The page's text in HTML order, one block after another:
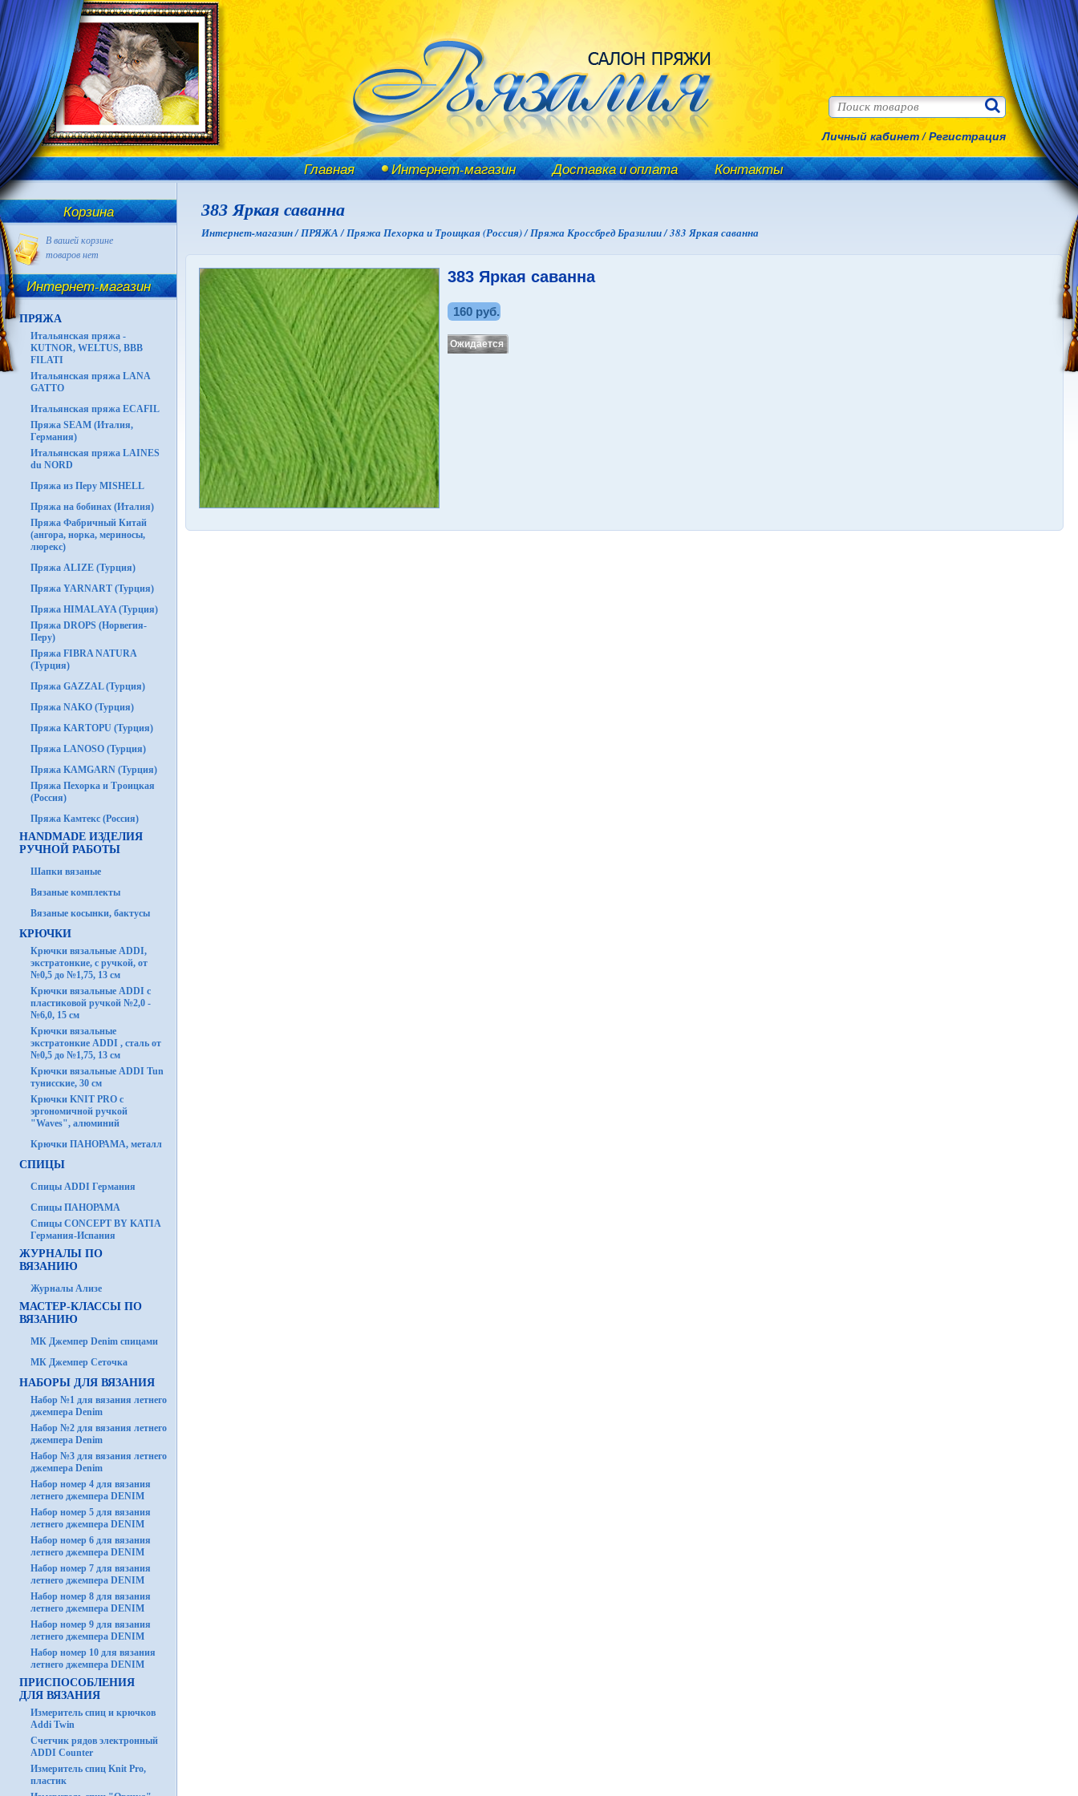
Личный кабинет/Регистрация
Главная Интернет-магазин Доставка и оплата Контакты
Корзина
В вашей корзине
товаров нет
Интернет-магазин
ПРЯЖА
Итальянская пряжа -
KUTNOR, WELTUS, BBB
FILATI
Итальянская пряжа LANA
GATTO
Итальянская пряжа ECAFIL
Пряжа SEAM (Италия,
Германия)
Итальянская пряжа LAINES
du NORD
Пряжа из Перу MISHELL
Пряжа на бобинах (Италия)
Пряжа Фабричный Китай
(ангора, норка, мериносы,
люрекс)
Пряжа ALIZE (Турция)
Пряжа YARNART (Турция)
Пряжа HIMALAYA (Турция)
Пряжа DROPS (Норвегия-
Перу)
Пряжа FIBRA NATURA
(Турция)
Пряжа GAZZAL (Турция)
Пряжа NAKO (Турция)
Пряжа KARTOPU (Турция)
Пряжа LANOSO (Турция)
Пряжа KAMGARN (Турция)
Пряжа Пехорка и Троицкая
(Россия)
Пряжа Камтекс (Россия)
HANDMADE ИЗДЕЛИЯ
РУЧНОЙ РАБОТЫ
Шапки вязаные
Вязаные комплекты
Вязаные косынки, бактусы
КРЮЧКИ
Крючки вязальные ADDI,
экстратонкие, с ручкой, от
№0,5 до №1,75, 13 см
Крючки вязальные ADDI с
пластиковой ручкой №2,0 -
№6,0, 15 см
Крючки вязальные
экстратонкие ADDI , сталь от
№0,5 до №1,75, 13 см
Крючки вязальные ADDI Tun
тунисские, 30 см
Крючки KNIT PRO с
эргономичной ручкой
"Waves", алюминий
Крючки ПАНОРАМА, металл
СПИЦЫ
Спицы ADDI Германия
Спицы ПАНОРАМА
Спицы CONCEPT BY KATIA
Германия-Испания
ЖУРНАЛЫ ПО
ВЯЗАНИЮ
Журналы Ализе
МАСТЕР-КЛАССЫ ПО
ВЯЗАНИЮ
МК Джемпер Denim спицами
МК Джемпер Сеточка
НАБОРЫ ДЛЯ ВЯЗАНИЯ
Набор №1 для вязания летнего
джемпера Denim
Набор №2 для вязания летнего
джемпера Denim
Набор №3 для вязания летнего
джемпера Denim
Набор номер 4 для вязания
летнего джемпера DENIM
Набор номер 5 для вязания
летнего джемпера DENIM
Набор номер 6 для вязания
летнего джемпера DENIM
Набор номер 7 для вязания
летнего джемпера DENIM
Набор номер 8 для вязания
летнего джемпера DENIM
Набор номер 9 для вязания
летнего джемпера DENIM
Набор номер 10 для вязания
летнего джемпера DENIM
ПРИСПОСОБЛЕНИЯ
ДЛЯ ВЯЗАНИЯ
Измеритель спиц и крючков
Addi Twin
Счетчик рядов электронный
ADDI Counter
Измеритель спиц Knit Pro,
пластик
383 Яркая саванна
Интернет-магазин /ПРЯЖА /Пряжа Пехорка и Троицкая (Россия) /Пряжа Кроссбред Бразилии /383 Яркая саванна
383 Яркая саванна
160 руб.
Ожидается